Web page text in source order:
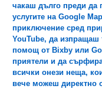
чакаш дълго преди
услугите на Google
приключение сред
YouTube, да
помощ от Bixby или
приятели и да
всички онези неща,
вече можеш директно